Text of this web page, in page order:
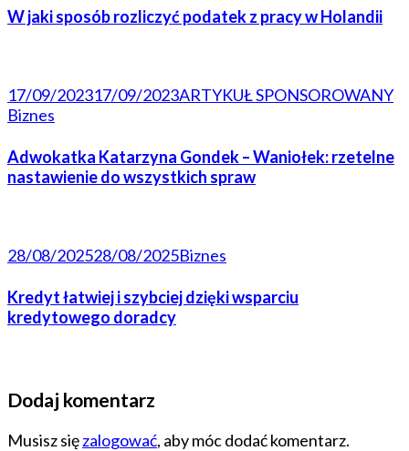
W jaki sposób rozliczyć podatek z pracy w Holandii
17/09/202317/09/2023ARTYKUŁ SPONSOROWANY
Biznes
Adwokatka Katarzyna Gondek – Waniołek: rzetelne
nastawienie do wszystkich spraw
28/08/202528/08/2025Biznes
Kredyt łatwiej i szybciej dzięki wsparciu
kredytowego doradcy
Dodaj komentarz
Musisz sięzalogować, aby móc dodać komentarz.